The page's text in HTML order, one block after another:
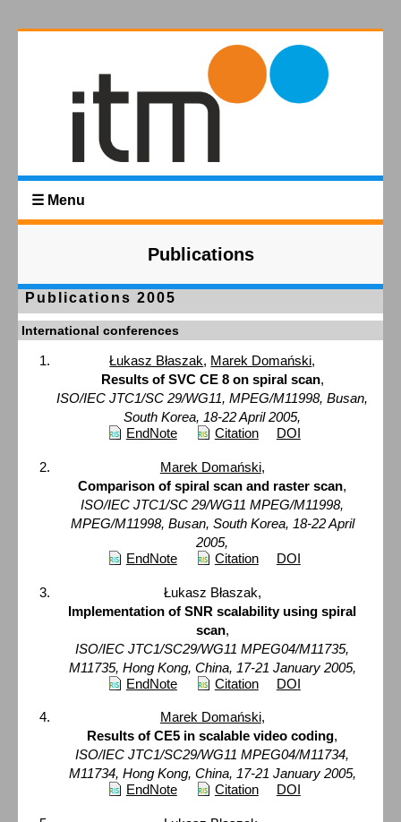
☰ Menu
Publications
Publications 2005
International conferences
Łukasz Błaszak, Marek Domański,
Results of SVC CE 8 on spiral scan,
ISO/IEC JTC1/SC 29/WG11, MPEG/M11998, Busan,
South Korea, 18-22 April 2005,
EndNote
Citation DOI
Marek Domański,
Comparison of spiral scan and raster scan,
ISO/IEC JTC1/SC 29/WG11 MPEG/M11998,
MPEG/M11998, Busan, South Korea, 18-22 April
2005,
EndNote
Citation DOI
Łukasz Błaszak,
Implementation of SNR scalability using spiral
scan,
ISO/IEC JTC1/SC29/WG11 MPEG04/M11735,
M11735, Hong Kong, China, 17-21 January 2005,
EndNote
Citation DOI
Marek Domański,
Results of CE5 in scalable video coding,
ISO/IEC JTC1/SC29/WG11 MPEG04/M11734,
M11734, Hong Kong, China, 17-21 January 2005,
EndNote
Citation DOI